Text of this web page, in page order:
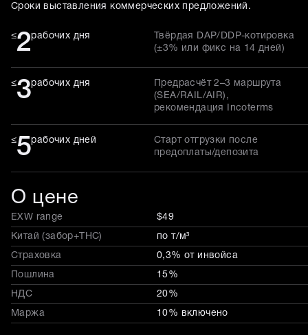
Сроки выставления коммерческих предложений.
≤2рабочих дня
Твёрдая DAP/DDP-котировка
(±3% или фикс на 14 дней)
≤3рабочих дня
Предрасчёт 2–3 маршрута
(SEA/RAIL/AIR),
рекомендация Incoterms
≤5рабочих дней
Старт отгрузки после
предоплаты/депозита
О цене
EXW range $49
Китай (забор+THC) по т/м³
Страховка 0,3% от инвойса
Пошлина 15%
НДС 20%
Маржа 10% включено